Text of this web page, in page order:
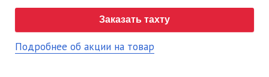
Заказать тахту
Подробнее об акции на товар